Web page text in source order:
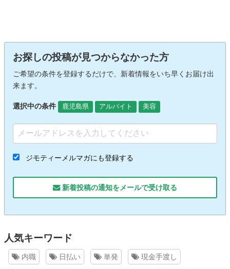
お探しの投稿が見つからなかった方
ご希望の条件を登録するだけで、新着情報をいち早くお届け出
来ます。
選択中の条件 鹿児島県 アルバイト 美容
ジモティーメルマガにも登録する
新着投稿の通知をメールで受け取る
人気キーワード
内職 日払い 単発 現金手渡し